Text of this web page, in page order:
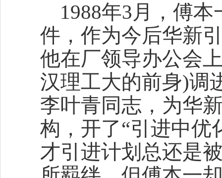
1988年3月，傅
件，作为今后华新
他在厂领导办公会
汉理工大的前身)调
李叶青同志，为华
构，开了“引进中优
才引进计划总还是